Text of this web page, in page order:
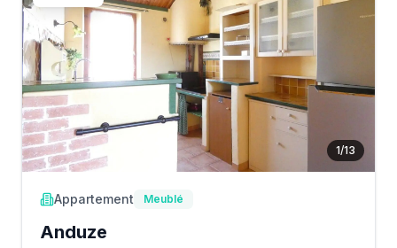
1/13
Appartement Meublé
Anduze